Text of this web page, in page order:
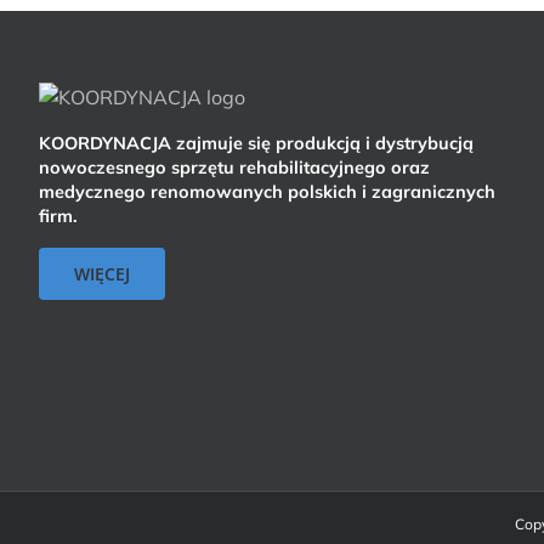
KOORDYNACJA zajmuje się produkcją i dystrybucją
nowoczesnego sprzętu rehabilitacyjnego oraz
medycznego renomowanych polskich i zagranicznych
firm.
WIĘCEJ